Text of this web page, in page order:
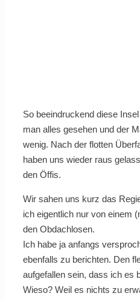
So beeindruckend diese
man alles gesehen und der
wenig. Nach der flotten
haben uns wieder raus
den Öffis.
Wir sahen uns kurz das
ich eigentlich nur von einem
den Obdachlosen.
Ich habe ja anfangs
ebenfalls zu berichten. Den
aufgefallen sein, dass ich es
Wieso? Weil es nichts zu